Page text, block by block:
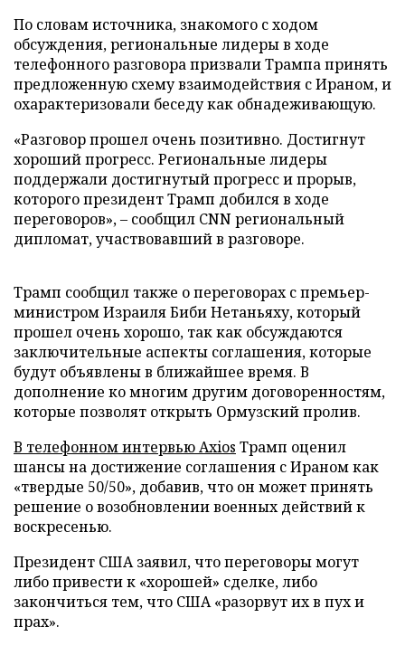
По словам источника, знакомого с ходом
обсуждения, региональные лидеры в ходе
телефонного разговора призвали Трампа принять
предложенную схему взаимодействия с Ираном, и
охарактеризовали беседу как обнадеживающую.
«Разговор прошел очень позитивно. Достигнут
хороший прогресс. Региональные лидеры
поддержали достигнутый прогресс и прорыв,
которого президент Трамп добился в ходе
переговоров», – сообщил CNN региональный
дипломат, участвовавший в разговоре.
Трамп сообщил также о переговорах с премьер-
министром Израиля Биби Нетаньяху, который
прошел очень хорошо, так как обсуждаются
заключительные аспекты соглашения, которые
будут объявлены в ближайшее время. В
дополнение ко многим другим договоренностям,
которые позволят открыть Ормузский пролив.
В телефонном интервью Axios Трамп оценил
шансы на достижение соглашения с Ираном как
«твердые 50/50», добавив, что он может принять
решение о возобновлении военных действий к
воскресенью.
Президент США заявил, что переговоры могут
либо привести к «хорошей» сделке, либо
закончиться тем, что США «разорвут их в пух и
прах».